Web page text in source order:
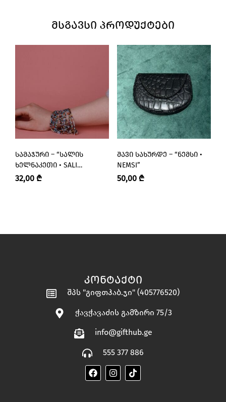
ᲛᲡᲒᲐᲕᲡᲘ ᲞᲠᲝᲓᲣᲥᲢᲔᲑᲘ
ᲡᲐᲛᲐᲯᲣᲠᲘ – “ᲡᲐᲚᲘᲡ
ᲮᲔᲚᲜᲐᲙᲔᲗᲘ • SALI
HANDMADE”
32,00 ₾
ᲨᲐᲕᲘ ᲡᲐᲮᲣᲠᲓᲔ – “ᲜᲔᲛᲡᲘ •
NEMSI”
50,00 ₾
ᲙᲝᲜᲢᲐᲥᲢᲘ
შპს "გიფთჰაბ.ჯი" (405776520)
ჭავჭავაძის გამზირი 75/3
info@gifthub.ge
555 377 886